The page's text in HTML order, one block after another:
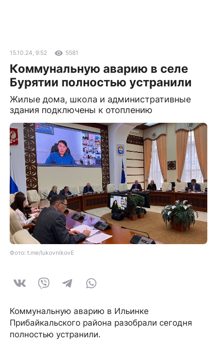
15.10.24, 9:52 5581
Коммунальную аварию в селе
Бурятии полностью устранили
Жилые дома, школа и административные
здания подключены к отоплению
Фото: t.me/lukovnikovE
Коммунальную аварию в Ильинке
Прибайкальского района разобрали сегодня
полностью устранили.